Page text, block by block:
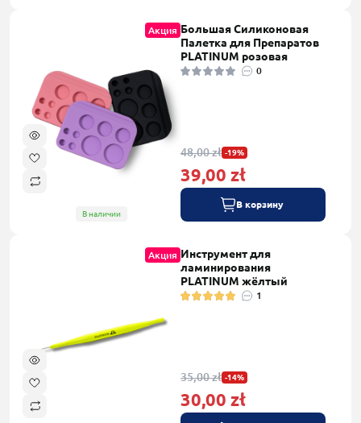
Акция
В наличии
Большая Силиконовая
Палетка для Препаратов
PLATINUM розовая
0
48,00 zł -19%
39,00 zł
В корзину
Акция Инструмент для
ламинирования
PLATINUM жёлтый
1
35,00 zł -14%
30,00 zł